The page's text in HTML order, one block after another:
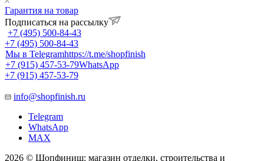
Гарантия на товар
Подписаться на рассылку
+7 (495) 500-84-43
+7 (495) 500-84-43
Мы в Telegramhttps://t.me/shopfinish
+7 (915) 457-53-79WhatsApp
+7 (915) 457-53-79
info@shopfinish.ru
Telegram
WhatsApp
MAX
2026 © Шопфиниш: магазин отделки, строительства и